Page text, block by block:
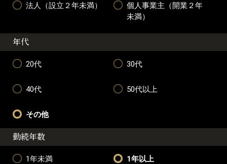
法人（設立２年未満）
個人事業主（開業２年
未満）
年代
20代 30代
40代 50代以上
その他
勤続年数
1年未満 1年以上